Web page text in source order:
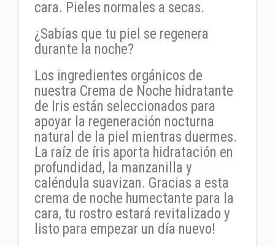
cara. Pieles normales a secas.
¿Sabías que tu piel se regenera
durante la noche?
Los ingredientes orgánicos de
nuestra Crema de Noche hidratante
de Iris están seleccionados para
apoyar la regeneración nocturna
natural de la piel mientras duermes.
La raíz de íris aporta hidratación en
profundidad, la manzanilla y
caléndula suavizan. Gracias a esta
crema de noche humectante para la
cara, tu rostro estará revitalizado y
listo para empezar un día nuevo!